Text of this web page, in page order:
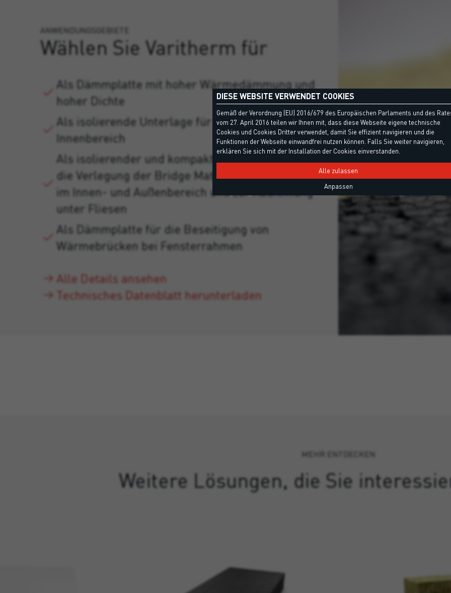
ANWENDUNGSGEBIETE
Wählen Sie Varitherm für
Als Dämmplatte mit hoher Wärmedämmung und
hoher Dichte
Als isolierende Unterlage für den Außen- und
Innenbereich
Als isolierender und kompakter Untergrund für
die Verlegung der Bridge Mat 1000 mm – 50 m
im Innen- und Außenbereich und zur Abdichtung
unter Fliesen
Als Dämmplatte für die Beseitigung von
Wärmebrücken bei Fensterrahmen
Alle Details ansehen
Technisches Datenblatt herunterladen
MEHR ENTDECKEN
Weitere Lösungen, die Sie
DIESE WEBSITE VERWENDET COOKIES
Gemäß der Verordnung (EU) 2016/679 des Europäischen Parlaments und des
vom 27. April 2016 teilen wir Ihnen mit, dass diese Webseite eigene technische
Cookies und Cookies Dritter verwendet, damit Sie effizient navigieren und die
Funktionen der Webseite einwandfrei nutzen können. Falls Sie weiter navigieren,
erklären Sie sich mit der Installation der Cookies einverstanden.
Alle zulassen
Anpassen